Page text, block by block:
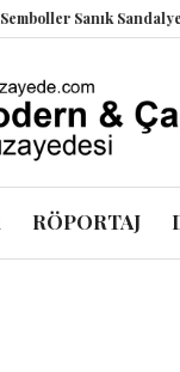
Sandalyesinde: Epstein
RÖPORTAJ